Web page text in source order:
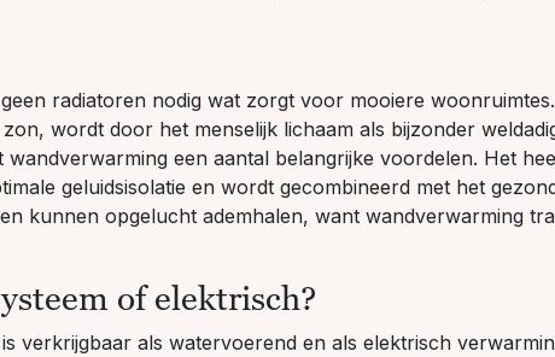
radiatoren nodig wat zorgt voor mooiere
wordt door het menselijk lichaam als bijzonder
wandverwarming een aantal belangrijke voordelen. Het
geluidsisolatie en wordt gecombineerd met het
kunnen opgelucht ademhalen, want wandverwarming
of elektrisch?
verkrijgbaar als watervoerend en als elektrisch